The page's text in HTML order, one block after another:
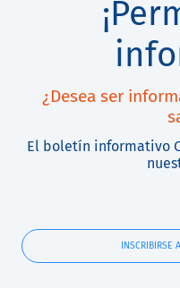
¿Desea ser
El boletín informativo
INSCRIBIRSE